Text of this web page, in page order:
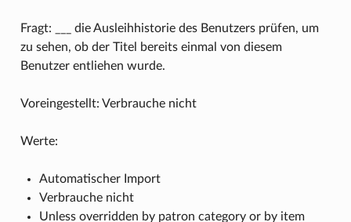
Fragt: ___ die Ausleihhistorie des Benutzers prüfen, um
zu sehen, ob der Titel bereits einmal von diesem
Benutzer entliehen wurde.
Voreingestellt: Verbrauche nicht
Werte:
Automatischer Import
Verbrauche nicht
Unless overridden by patron category or by item